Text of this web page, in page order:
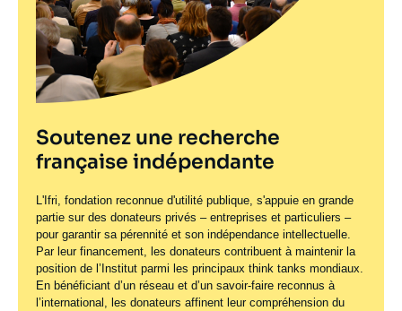
Soutenez une recherche
française indépendante
L'Ifri, fondation reconnue d'utilité publique, s'appuie en grande
partie sur des donateurs privés – entreprises et particuliers –
pour garantir sa pérennité et son indépendance intellectuelle.
Par leur financement, les donateurs contribuent à maintenir la
position de l’Institut parmi les principaux think tanks mondiaux.
En bénéficiant d’un réseau et d’un savoir-faire reconnus à
l’international, les donateurs affinent leur compréhension du